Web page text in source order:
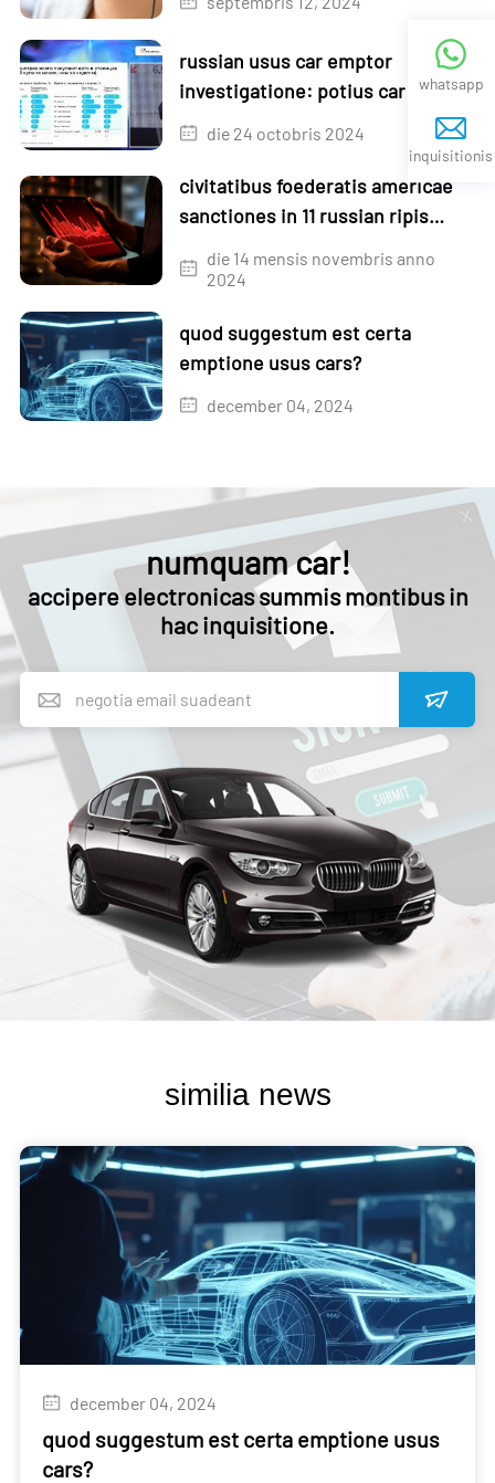
russian usus car emptor
investigatione: potius car aetate
4-5 annis
die 24 octobris 2024
civitatibus foederatis americae
sanctiones in 11 russian ripis
die 14 mensis novembris anno
2024
quod suggestum est certa
emptione usus cars?
december 04, 2024
numquam car!
accipere electronicas summis montibus in
hac inquisitione.
similia news
december 04, 2024
quod suggestum est certa emptione usus
cars?
whatsapp
inquisitionis